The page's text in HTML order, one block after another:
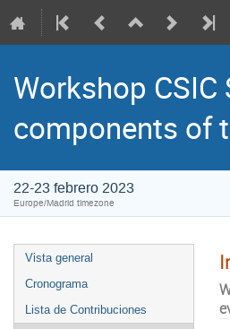
Workshop
components of
22-23 febrero 2023
Europe/Madrid timezone
Vista general
Cronograma
Lista de Contribuciones